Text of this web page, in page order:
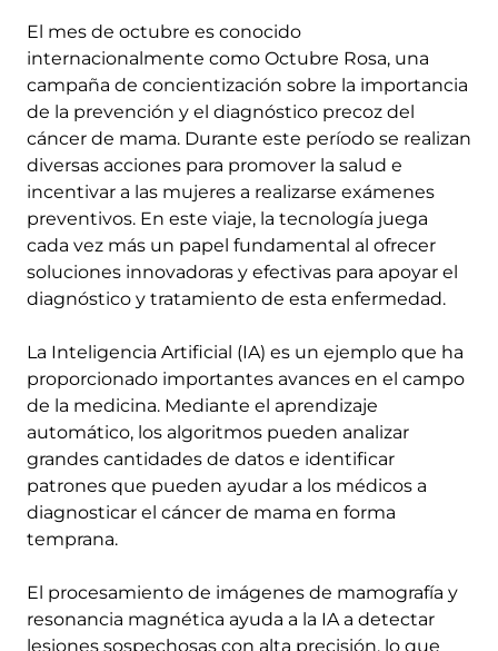
El mes de octubre es conocido
internacionalmente como Octubre Rosa, una
campaña de concientización sobre la importancia
de la prevención y el diagnóstico precoz del
cáncer de mama. Durante este período se realizan
diversas acciones para promover la salud e
incentivar a las mujeres a realizarse exámenes
preventivos. En este viaje, la tecnología juega
cada vez más un papel fundamental al ofrecer
soluciones innovadoras y efectivas para apoyar el
diagnóstico y tratamiento de esta enfermedad.
La Inteligencia Artificial (IA) es un ejemplo que ha
proporcionado importantes avances en el campo
de la medicina. Mediante el aprendizaje
automático, los algoritmos pueden analizar
grandes cantidades de datos e identificar
patrones que pueden ayudar a los médicos a
diagnosticar el cáncer de mama en forma
temprana.
El procesamiento de imágenes de mamografía y
resonancia magnética ayuda a la IA a detectar
lesiones sospechosas con alta precisión, lo que